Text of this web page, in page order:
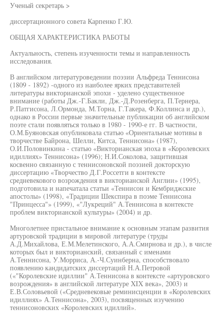
Ученый секретарь >
диссертационного совета Карпенко Г.Ю.
ОБЩАЯ ХАРАКТЕРИСТИКА РАБОТЫ
Актуальность, степень изученности темы и направленность
исследования.
В английском литературоведении поэзии Альфреда Теннисона
(1809 - 1892) -одного из наиболее ярких представителей
литературы викторианской эпохи - уделено существенное
внимание (работы Дж.-Г.Бакли, Дж.-Д.Розенберга, П.Тернера,
Р.Патгисона, Л.Ормонда, М.Торна, Г.Такера, Ф.Коллинса и др.),
однако в России первые значительные публикации об английском
поэте стали появляться только в 1980 - 1990-е гг. В частности,
О.М.Буяновская опубликовала статью «Ориентальные мотивы в
творчестве Байрона, Шелли, Китса, Теннисона» (1987),
О.И.Половинкина - статью «Викторианская эпоха в «Королевских
идиллиях» Теннисона» (1996); Н.И.Соколова, защитившая
косвенно связанную с теннисоновской поэзией докторскую
диссертацию «Творчество Д.Г.Россетги в контексте
средневекового возрождения в викторианской Англии» (1995),
подготовила и напечатала статьи «Теннисон и Кембриджские
апостолы» (1998), «Традиции Шекспира в поэме Теннисона
"Принцесса"» (1999), «"Лукреций" А.Теннисона в контексте
проблем викторианской культуры» (2004) и др.
Многолетнее пристальное внимание к основным этапам развития
артуровской традиции в мировой литературе (труды
А.Д.Михайлова, Е.М.Мелетинского, А.А.Смирнова и др.), в числе
которых был и викторианский, связанный с именами
А.Теннисона, У.Морриса, А.-Ч.Суинберна, способствовало
появлению кандидатских диссертаций Н.А.Петровой
(«"Королевские идиллии" А.Теннисона в контексте «артуровского
возрождения» в английской литературе XIX века», 2003) и
Е.В.Соловьевой («Средневековые реминисценции в «Королевских
идиллиях» А.Теннисона», 2003), посвященных изучению
теннисоновских «Королевских идиллий».